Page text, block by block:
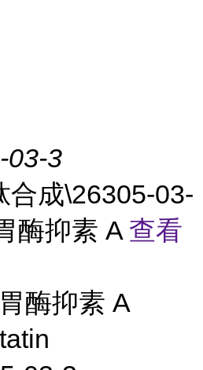
03-3
合成\26305-03-
酶抑素 A 查看
酶抑素 A